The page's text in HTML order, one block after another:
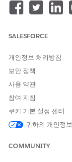
SALESFORCE
개인정보 처리방침
보안 정책
사용 약관
참여 지침
쿠키 기본 설정 센터
귀하의 개인정
COMMUNITY